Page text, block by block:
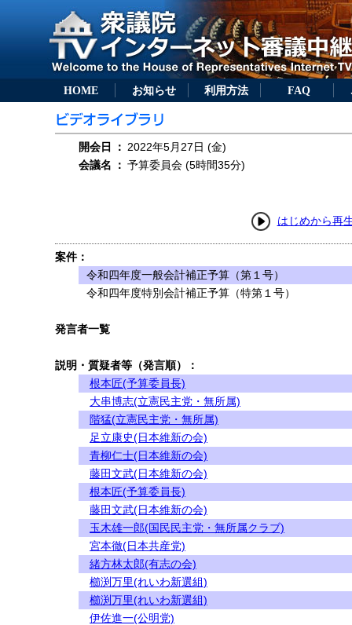
HOME お知らせ 利用方法 FAQ
開会日 ： 2022年5月27日 (金)
会議名
： 予算委員会 (5時間35分)
はじめから再
案件：
令和四年度一般会計補正予算（第１号）
令和四年度特別会計補正予算（特第１号）
発言者一覧
説明・質疑者等（発言順）：
根本匠(予算委員長)
大串博志(立憲民主党・無所属)
階猛(立憲民主党・無所属)
足立康史(日本維新の会)
青柳仁士(日本維新の会)
藤田文武(日本維新の会)
根本匠(予算委員長)
藤田文武(日本維新の会)
玉木雄一郎(国民民主党・無所属クラブ)
宮本徹(日本共産党)
緒方林太郎(有志の会)
櫛渕万里(れいわ新選組)
櫛渕万里(れいわ新選組)
伊佐進一(公明党)